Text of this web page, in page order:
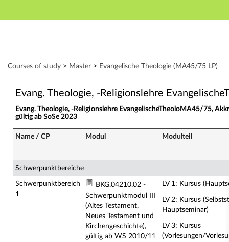
Hauptnavigation
Hauptinhalt
Modulverzeichnis - Studiengänge
Courses of study > Master > Evangelische Theologie (MA45/75 LP)
Evang. Theologie, -Religionslehre
Evang. Theologie, -Religionslehre EvangelischeTheoloMA45/75,
gültig ab SoSe 2023
Name / CP Modul Modulteil
Schwerpunktbereiche
Schwerpunktbereich
1
BKG.04210.02 -
Schwerpunktmodul III
(Altes Testament,
Neues Testament und
Kirchengeschichte),
gültig ab WS 2010/11
LV 1: Kursus
LV 2: Kursus
Hauptseminar)
LV 3: Kursus
(Vorlesungen/